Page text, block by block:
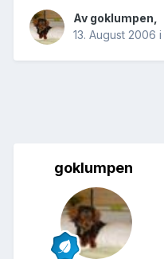
Av goklumpen
13. August 2006 i
goklumpen